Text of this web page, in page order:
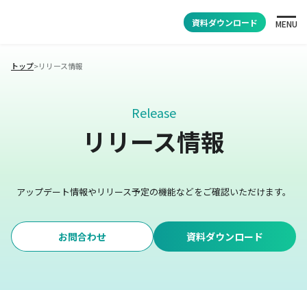
資料ダウンロード MENU
トップ>リリース情報
Release
リリース情報
アップデート情報やリリース予定の機能などをご確認いただけます。
お問合わせ 資料ダウンロード